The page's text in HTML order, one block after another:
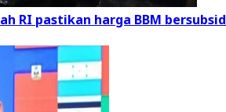
RI pastikan harga BBM